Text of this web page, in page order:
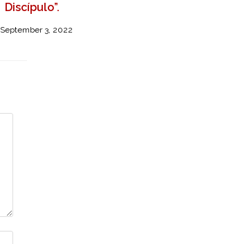
Discípulo”.
September 3, 2022